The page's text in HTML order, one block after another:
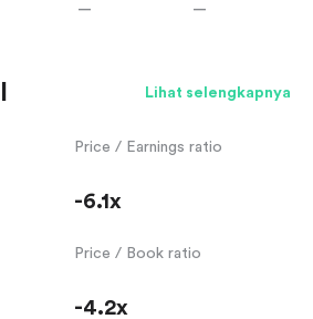
—
—
Lihat selengkapnya
Price / Earnings ratio
-6.1x
Price / Book ratio
-4.2x